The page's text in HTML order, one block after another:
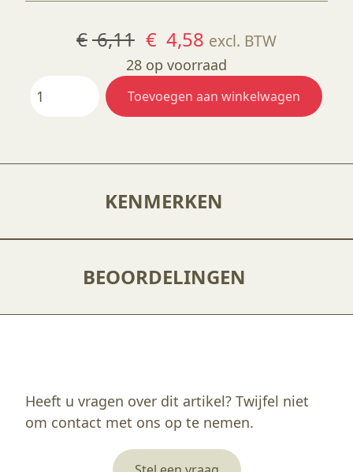
€6,11 Oorspronkelijke
prijs
was:
€ 6,11.
€ 4,58Huidige
prijs
is:
€ 4,58.
excl. BTW
28 op voorraad
Shader
Toevoegen aan winkelwagen
KENMERKEN
BEOORDELINGEN
Heeft u vragen over dit artikel? Twijfel niet
om contact met ons op te nemen.